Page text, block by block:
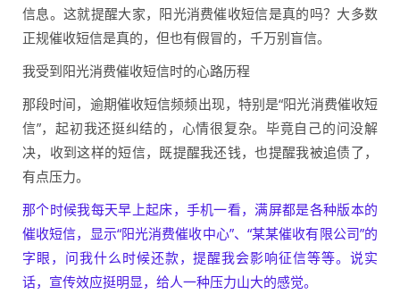
信息。这就提醒大家，阳光消费催收短信是真的吗？大多数
正规催收短信是真的，但也有假冒的，千万别盲信。
我受到阳光消费催收短信时的心路历程
那段时间，逾期催收短信频频出现，特别是“阳光消费催收短
信”，起初我还挺纠结的，心情很复杂。毕竟自己的问没解
决，收到这样的短信，既提醒我还钱，也提醒我被追债了，
有点压力。
那个时候我每天早上起床，手机一看，满屏都是各种版本的
催收短信，显示“阳光消费催收中心”、“某某催收有限公司”的
字眼，问我什么时候还款，提醒我会影响征信等等。说实
话，宣传效应挺明显，给人一种压力山大的感觉。